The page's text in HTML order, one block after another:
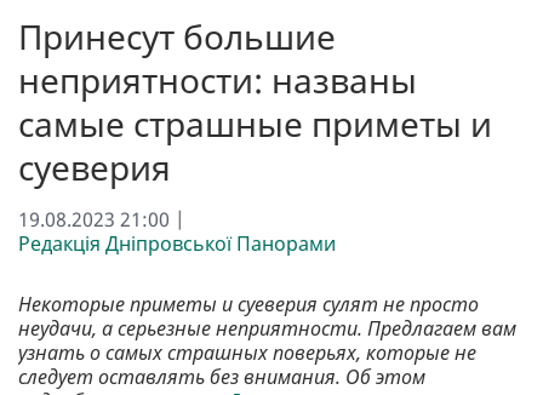
Принесут большие
неприятности: названы
самые страшные приметы и
суеверия
19.08.2023 21:00 |
Редакція Дніпровської Панорами
Некоторые приметы и суеверия сулят не просто
неудачи, а серьезные неприятности. Предлагаем вам
узнать о самых страшных поверьях, которые не
следует оставлять без внимания. Об этом